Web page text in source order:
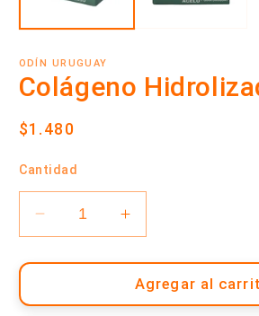
ODÍN URUGUAY
Colágeno
Precio
$1.480
Cantidad
Reducir
cantidad
para
Hidrolizado
Aumentar
cantidad
para
Colágeno
Hidrolizado
Agregar al